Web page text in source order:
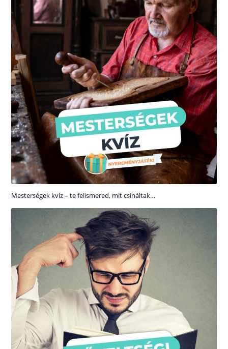
Mesterségek kvíz – te felismered, mit csináltak…